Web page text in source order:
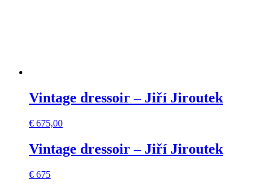
Vintage dressoir – Jiří Jiroutek
€ 675,00
Vintage dressoir – Jiří Jiroutek
€ 675